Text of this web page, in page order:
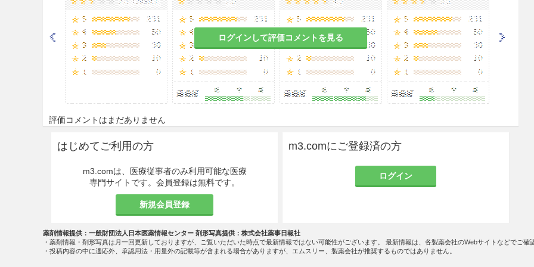
ログインして評価コメントを見る
評価コメントはまだありません
はじめてご利用の方
m3.comは、医療従事者のみ利用可能な医療
専門サイトです。会員登録は無料です。
新規会員登録
m3.comにご登録済の方
ログイン
薬剤情報提供：一般財団法人日本医薬情報センター 剤形写真提供：株式会社薬事日報社
・薬剤情報・剤形写真は月一回更新しておりますが、ご覧いただいた時点で最新情報ではない可能性がございます。 最新情報は、各製薬会社のWebサイトなどでご確
・投稿内容の中に適応外、承認用法・用量外の記載等が含まれる場合がありますが、エムスリー、製薬会社が推奨するものではありません。